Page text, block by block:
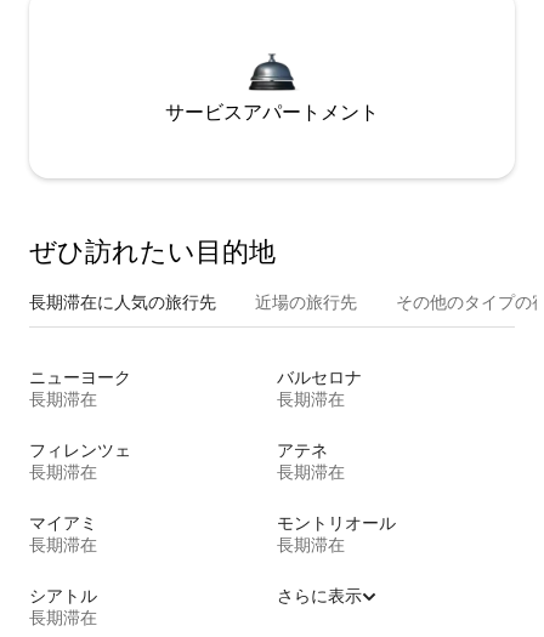
サービスアパートメント
ぜひ訪⁠れ⁠た⁠い目⁠的⁠地
長期滞在に人気の旅行先 近場の旅行先 その他のタ⁠イ⁠プ⁠の
ニューヨーク
長期滞在
バルセロナ
長期滞在
フィレンツェ
長期滞在
アテネ
長期滞在
マイアミ
長期滞在
モントリオール
長期滞在
シアトル
長期滞在
さらに表示